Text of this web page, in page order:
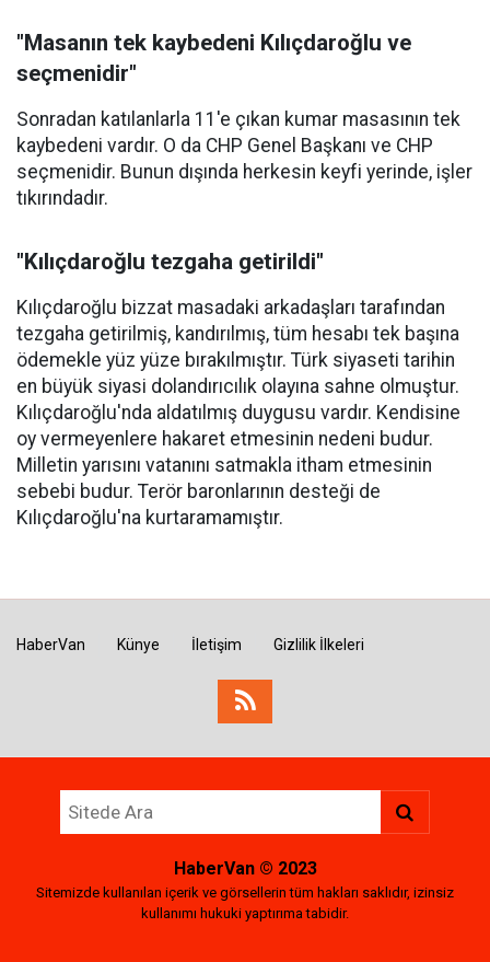
"Masanın tek kaybedeni Kılıçdaroğlu ve
seçmenidir"
Sonradan katılanlarla 11'e çıkan kumar masasının tek
kaybedeni vardır. O da CHP Genel Başkanı ve CHP
seçmenidir. Bunun dışında herkesin keyfi yerinde, işler
tıkırındadır.
"Kılıçdaroğlu tezgaha getirildi"
Kılıçdaroğlu bizzat masadaki arkadaşları tarafından
tezgaha getirilmiş, kandırılmış, tüm hesabı tek başına
ödemekle yüz yüze bırakılmıştır. Türk siyaseti tarihin
en büyük siyasi dolandırıcılık olayına sahne olmuştur.
Kılıçdaroğlu'nda aldatılmış duygusu vardır. Kendisine
oy vermeyenlere hakaret etmesinin nedeni budur.
Milletin yarısını vatanını satmakla itham etmesinin
sebebi budur. Terör baronlarının desteği de
Kılıçdaroğlu'na kurtaramamıştır.
HaberVan Künye İletişim Gizlilik İlkeleri
HaberVan© 2023
Sitemizde kullanılan içerik ve görsellerin tüm hakları saklıdır, izinsiz
kullanımı hukuki yaptırıma tabidir.